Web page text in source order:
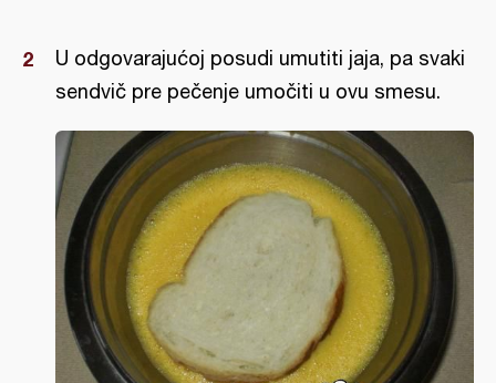
U odgovarajućoj posudi umutiti jaja, pa svaki
sendvič pre pečenje umočiti u ovu smesu.